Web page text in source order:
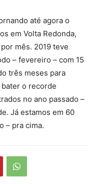
até agora o
em Volta Redonda,
mês. 2019 teve
– fevereiro – com 15
três meses para
o recorde
no ano passado –
Já estamos em 60
– pra cima.